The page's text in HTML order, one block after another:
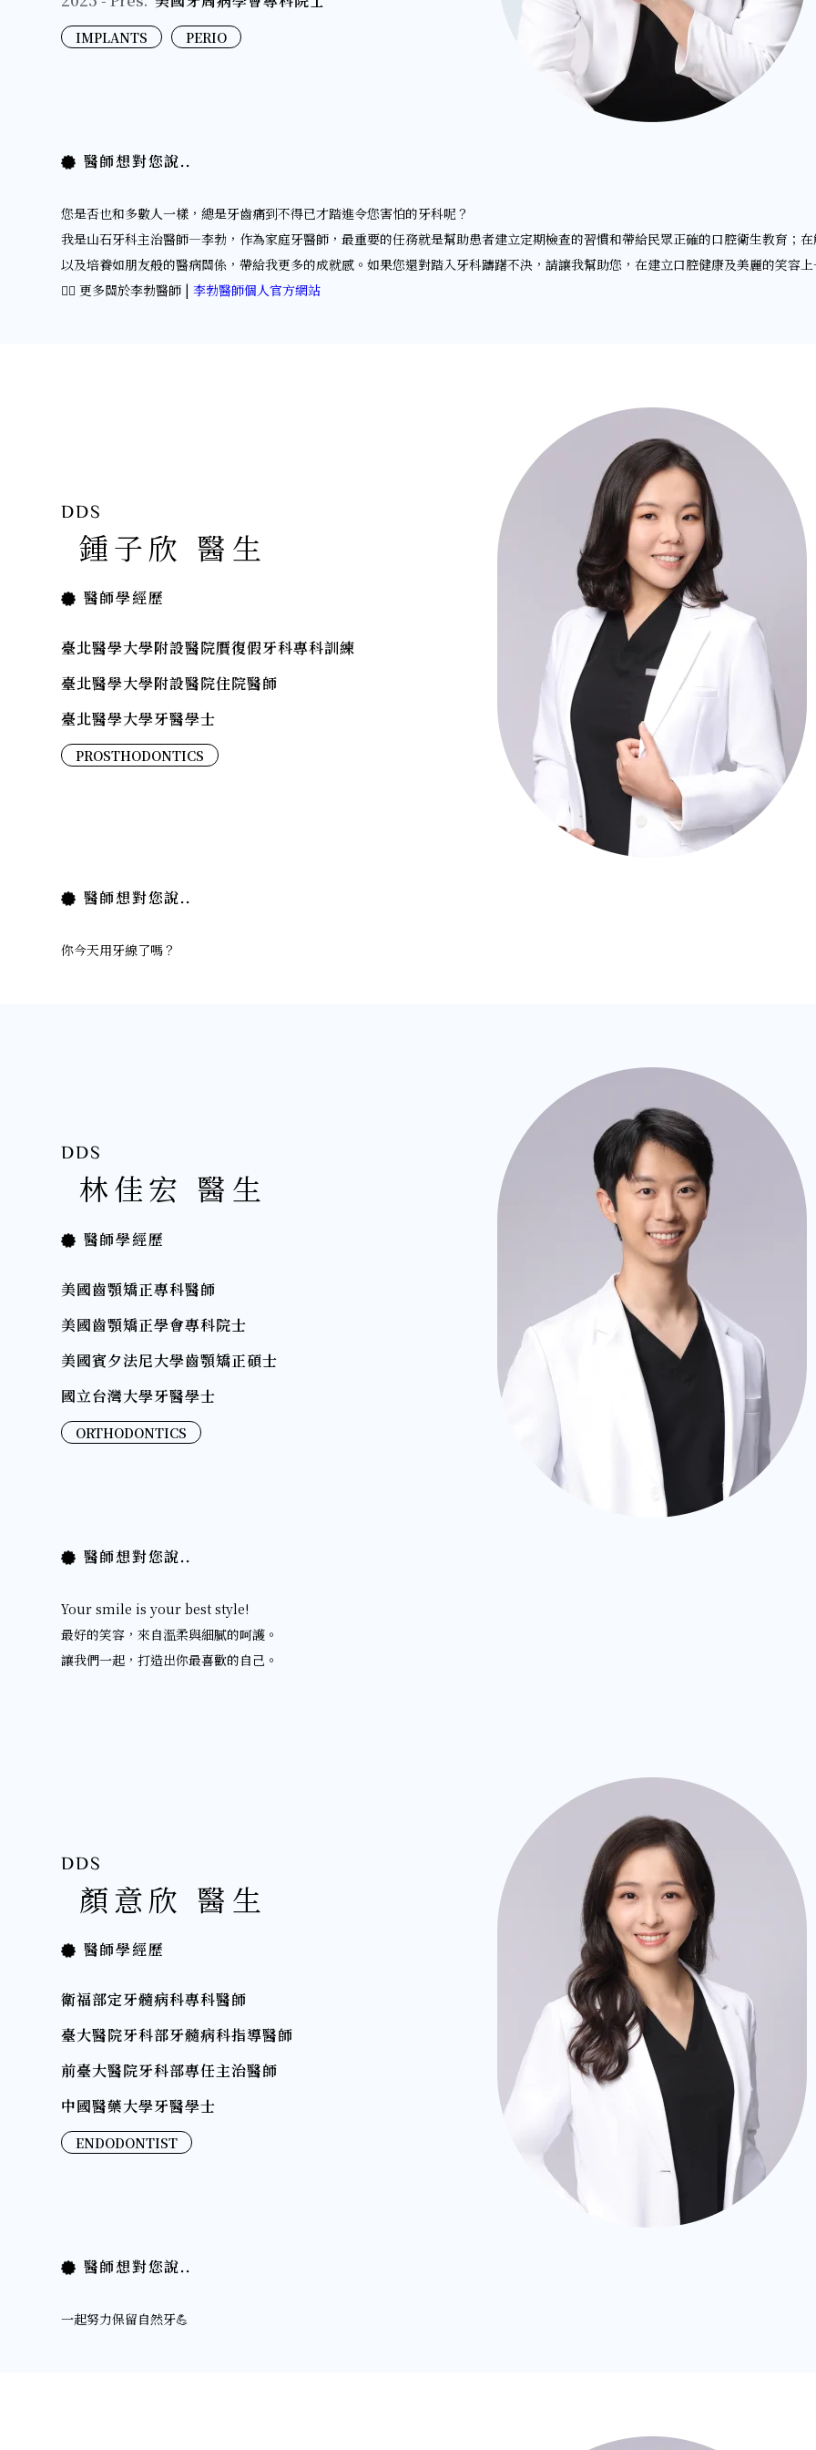
IMPLANTS PERIO
醫師想對您說..
您是否也和多數人一樣，總是牙齒痛到不得已才踏進令您害怕的牙科呢？
我是山石牙科主治醫師—李勃，作為家庭牙醫師，最重要的任務就是幫助患者建立定期檢查的習慣和帶給民眾正確的口腔衛生教育；
以及培養如朋友般的醫病關係，帶給我更多的成就感。如果您還對踏入牙科躊躇不決，請讓我幫助您，在建立口腔健康及美麗的笑容
👉🏻 更多關於李勃醫師 | 李勃醫師個人官方網站
DDS
鍾子欣 醫生
醫師學經歷
臺北醫學大學附設醫院贋復假牙科專科訓練
臺北醫學大學附設醫院住院醫師
臺北醫學大學牙醫學士
PROSTHODONTICS
醫師想對您說..
你今天用牙線了嗎？
DDS
林佳宏 醫生
醫師學經歷
美國齒顎矯正專科醫師
美國齒顎矯正學會專科院士
美國賓夕法尼大學齒顎矯正碩士
國立台灣大學牙醫學士
ORTHODONTICS
醫師想對您說..
Your smile is your best style!
最好的笑容，來自溫柔與細膩的呵護。
讓我們一起，打造出你最喜歡的自己。
DDS
顏意欣 醫生
醫師學經歷
衛福部定牙髓病科專科醫師
臺大醫院牙科部牙髓病科指導醫師
前臺大醫院牙科部專任主治醫師
中國醫藥大學牙醫學士
ENDODONTIST
醫師想對您說..
一起努力保留自然牙💪